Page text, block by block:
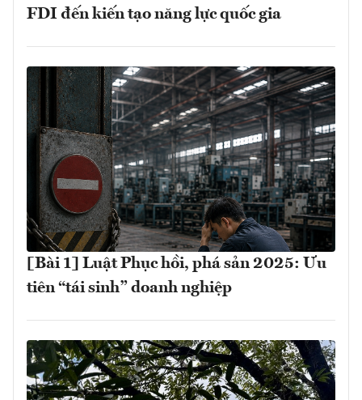
FDI đến kiến tạo năng lực quốc gia
[Bài 1] Luật Phục hồi, phá sản 2025: Ưu
tiên “tái sinh” doanh nghiệp